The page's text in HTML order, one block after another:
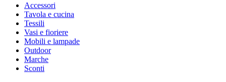
Accessori
Tavola e cucina
Tessili
Vasi e fioriere
Mobili e lampade
Outdoor
Marche
Sconti